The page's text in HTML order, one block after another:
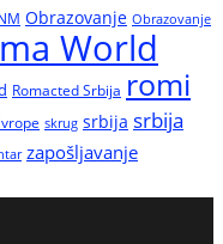
Obrazovanje Obrazovanje
World
Romacted Srbija romi
skrug srbija srbija
zapošljavanje